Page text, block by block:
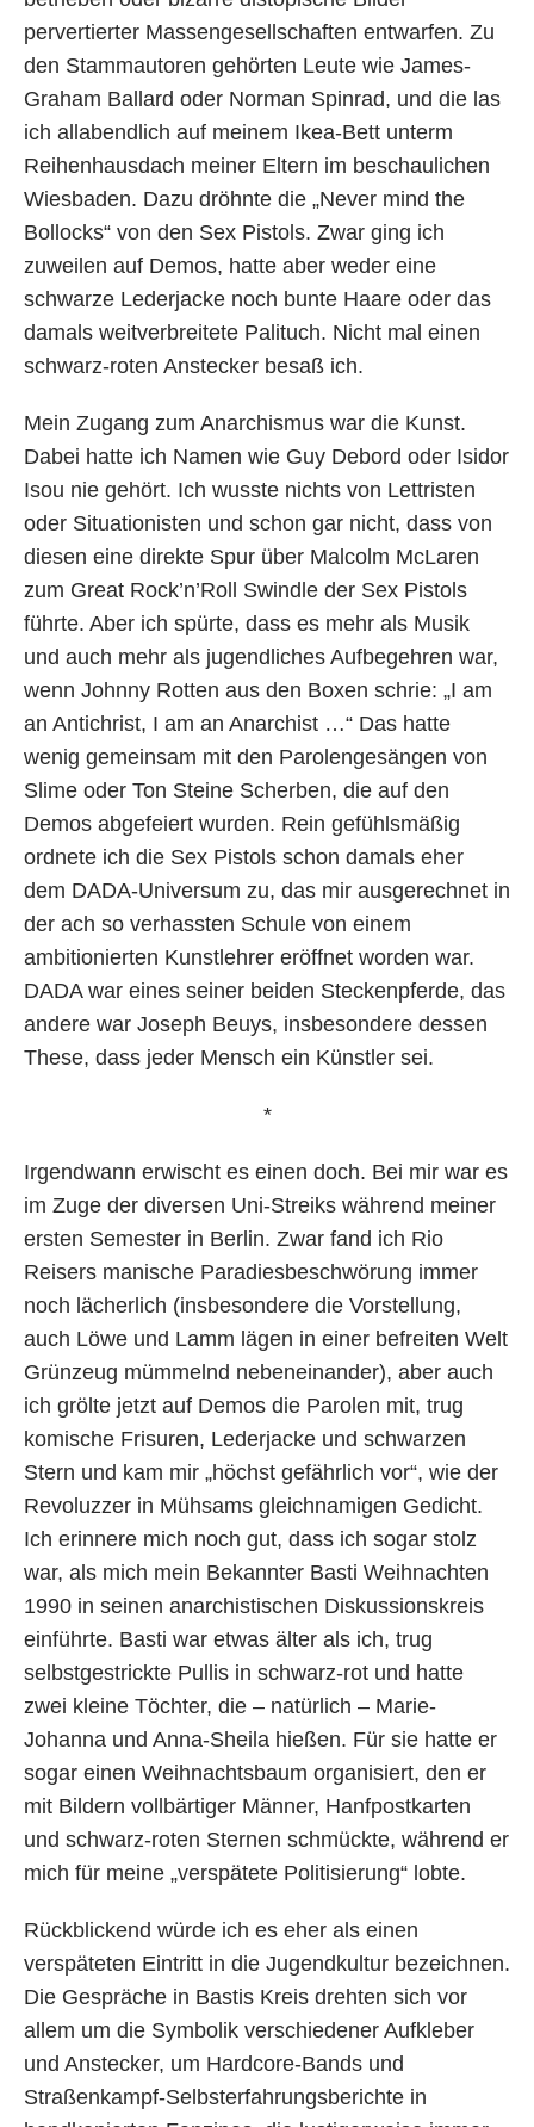
pervertierter Massengesellschaften entwarfen. Zu
den Stammautoren gehörten Leute wie James-
Graham Ballard oder Norman Spinrad, und die las
ich allabendlich auf meinem Ikea-Bett unterm
Reihenhausdach meiner Eltern im beschaulichen
Wiesbaden. Dazu dröhnte die „Never mind the
Bollocks“ von den Sex Pistols. Zwar ging ich
zuweilen auf Demos, hatte aber weder eine
schwarze Lederjacke noch bunte Haare oder das
damals weitverbreitete Palituch. Nicht mal einen
schwarz-roten Anstecker besaß ich.
Mein Zugang zum Anarchismus war die Kunst.
Dabei hatte ich Namen wie Guy Debord oder Isidor
Isou nie gehört. Ich wusste nichts von Lettristen
oder Situationisten und schon gar nicht, dass von
diesen eine direkte Spur über Malcolm McLaren
zum Great Rock’n’Roll Swindle der Sex Pistols
führte. Aber ich spürte, dass es mehr als Musik
und auch mehr als jugendliches Aufbegehren war,
wenn Johnny Rotten aus den Boxen schrie: „I am
an Antichrist, I am an Anarchist …“ Das hatte
wenig gemeinsam mit den Parolengesängen von
Slime oder Ton Steine Scherben, die auf den
Demos abgefeiert wurden. Rein gefühlsmäßig
ordnete ich die Sex Pistols schon damals eher
dem DADA-Universum zu, das mir ausgerechnet in
der ach so verhassten Schule von einem
ambitionierten Kunstlehrer eröffnet worden war.
DADA war eines seiner beiden Steckenpferde, das
andere war Joseph Beuys, insbesondere dessen
These, dass jeder Mensch ein Künstler sei.
*
Irgendwann erwischt es einen doch. Bei mir war es
im Zuge der diversen Uni-Streiks während meiner
ersten Semester in Berlin. Zwar fand ich Rio
Reisers manische Paradiesbeschwörung immer
noch lächerlich (insbesondere die Vorstellung,
auch Löwe und Lamm lägen in einer befreiten Welt
Grünzeug mümmelnd nebeneinander), aber auch
ich grölte jetzt auf Demos die Parolen mit, trug
komische Frisuren, Lederjacke und schwarzen
Stern und kam mir „höchst gefährlich vor“, wie der
Revoluzzer in Mühsams gleichnamigen Gedicht.
Ich erinnere mich noch gut, dass ich sogar stolz
war, als mich mein Bekannter Basti Weihnachten
1990 in seinen anarchistischen Diskussionskreis
einführte. Basti war etwas älter als ich, trug
selbstgestrickte Pullis in schwarz-rot und hatte
zwei kleine Töchter, die – natürlich – Marie-
Johanna und Anna-Sheila hießen. Für sie hatte er
sogar einen Weihnachtsbaum organisiert, den er
mit Bildern vollbärtiger Männer, Hanfpostkarten
und schwarz-roten Sternen schmückte, während er
mich für meine „verspätete Politisierung“ lobte.
Rückblickend würde ich es eher als einen
verspäteten Eintritt in die Jugendkultur bezeichnen.
Die Gespräche in Bastis Kreis drehten sich vor
allem um die Symbolik verschiedener Aufkleber
und Anstecker, um Hardcore-Bands und
Straßenkampf-Selbsterfahrungsberichte in